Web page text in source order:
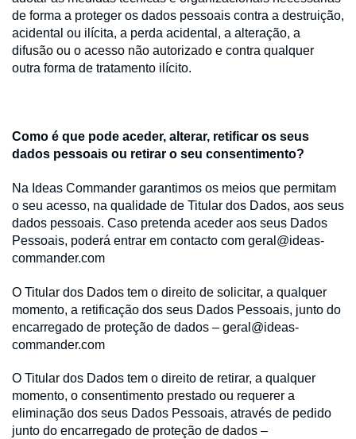
de forma a proteger os dados pessoais contra a destruição,
acidental ou ilícita, a perda acidental, a alteração, a
difusão ou o acesso não autorizado e contra qualquer
outra forma de tratamento ilícito.
Como é que pode aceder, alterar, retificar os seus
dados pessoais ou retirar o seu consentimento?
Na Ideas Commander garantimos os meios que permitam
o seu acesso, na qualidade de Titular dos Dados, aos seus
dados pessoais. Caso pretenda aceder aos seus Dados
Pessoais, poderá entrar em contacto com geral@ideas-
commander.com
O Titular dos Dados tem o direito de solicitar, a qualquer
momento, a retificação dos seus Dados Pessoais, junto do
encarregado de proteção de dados – geral@ideas-
commander.com
O Titular dos Dados tem o direito de retirar, a qualquer
momento, o consentimento prestado ou requerer a
eliminação dos seus Dados Pessoais, através de pedido
junto do encarregado de proteção de dados –